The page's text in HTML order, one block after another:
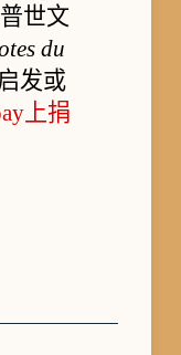
世文
du
发或
上捐